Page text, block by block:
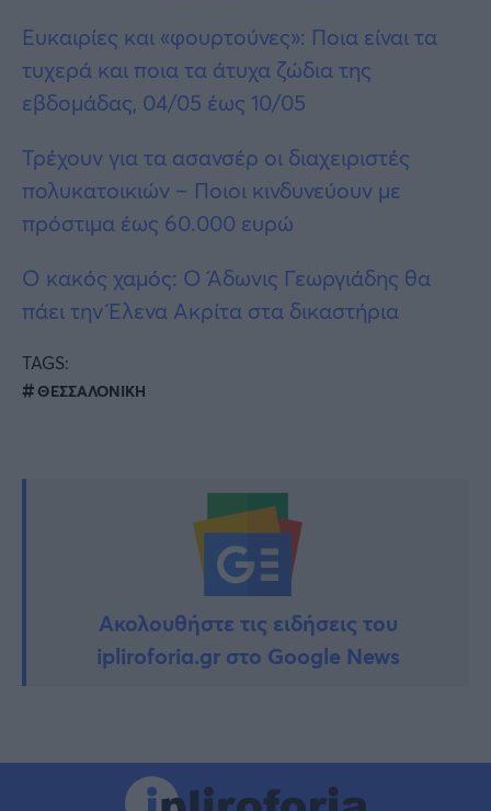
Ευκαιρίες και «φουρτούνες»: Ποια είναι τα
τυχερά και ποια τα άτυχα ζώδια της
εβδομάδας, 04/05 έως 10/05
Τρέχουν για τα ασανσέρ οι διαχειριστές
πολυκατοικιών – Ποιοι κινδυνεύουν με
πρόστιμα έως 60.000 ευρώ
Ο κακός χαμός: Ο Άδωνις Γεωργιάδης θα
πάει την Έλενα Ακρίτα στα δικαστήρια
TAGS:
ΘΕΣΣΑΛΟΝΙΚΗ
Ακολουθήστε τις ειδήσεις του
ipliroforia.gr στο Google News